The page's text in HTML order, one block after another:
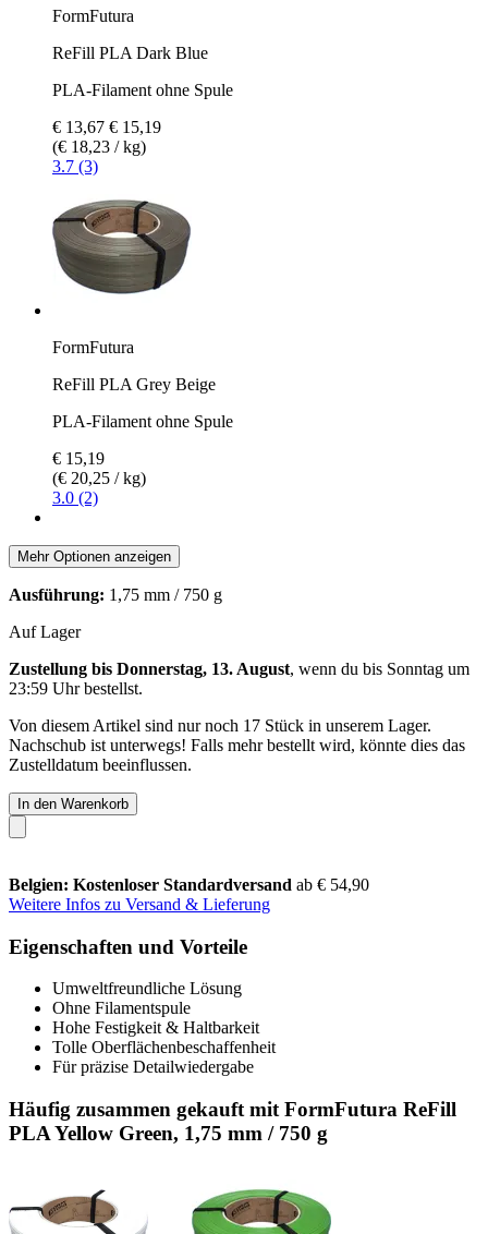
FormFutura
ReFill PLA Dark Blue
PLA-Filament ohne Spule
€ 13,67 € 15,19
(€ 18,23 / kg)
3.7 (3)
FormFutura
ReFill PLA Grey Beige
PLA-Filament ohne Spule
€ 15,19
(€ 20,25 / kg)
3.0 (2)
Mehr Optionen anzeigen
Ausführung: 1,75 mm / 750 g
Auf Lager
Zustellung bis Donnerstag, 13. August, wenn du bis Sonntag um
23:59 Uhrbestellst.
Von diesem Artikel sind nur noch 17 Stück in unserem Lager.
Nachschub ist unterwegs! Falls mehr bestellt wird, könnte dies das
Zustelldatum beeinflussen.
In den Warenkorb
Belgien: Kostenloser Standardversand ab € 54,90
Weitere Infos zu Versand & Lieferung
Eigenschaften und Vorteile
Umweltfreundliche Lösung
Ohne Filamentspule
Hohe Festigkeit & Haltbarkeit
Tolle Oberflächenbeschaffenheit
Für präzise Detailwiedergabe
Häufig zusammen gekauft mit FormFutura ReFill
PLA Yellow Green, 1,75 mm / 750 g